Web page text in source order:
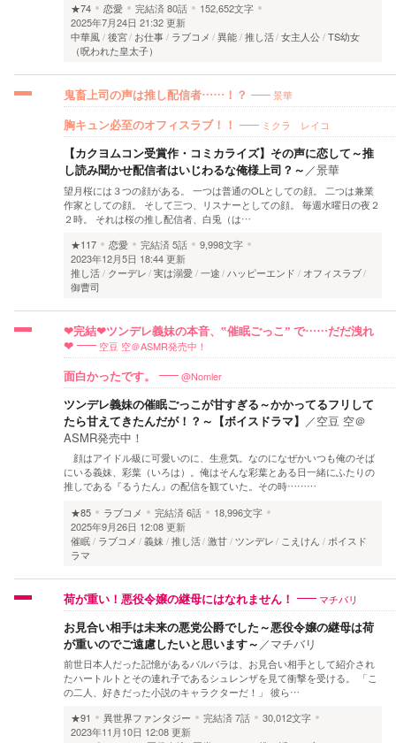
★74
恋愛 完結済80話
152,652文字
2025年7月24日 21:32 更新
中華風
後宮 お仕事 ラブコメ 異能 推し活 女主人公 TS幼女
（呪われた皇太子）
鬼畜上司の声は推し配信者……！？ 景華
胸キュン必至のオフィスラブ！！ ミクラ レイコ
【カクヨムコン受賞作・コミカライズ】その声に恋して～推
し読み聞かせ配信者はいじわるな俺様上司？～ ／景華
望月桜には３つの顔がある。 一つは普通のOLとしての顔。 二つは兼業
作家としての顔。 そして三つ、リスナーとしての顔。 毎週水曜日の夜２
２時。 それは桜の推し配信者、白兎（は…
★117
恋愛 完結済5話
9,998文字
2023年12月5日 18:44 更新
推し活
クーデレ 実は溺愛 一途 ハッピーエンド
オフィスラブ
御曹司
❤︎完結❤︎ツンデレ義妹の本音、‟催眠ごっこ” で……だだ洩れ
❤︎
空豆 空＠ASMR発売中！
面白かったです。 @Nomler
ツンデレ義妹の催眠ごっこが甘すぎる～かかってるフリして
たら甘えてきたんだが！？～【ボイスドラマ】 ／空豆 空＠
ASMR発売中！
顔はアイドル級に可愛いのに、生意気。なのになぜかいつも俺のそば
にいる義妹、彩葉（いろは）。俺はそんな彩葉とある日一緒にふたりの
推しである『るうたん』の配信を観ていた。その時………
★85
ラブコメ 完結済6話
18,996文字
2025年9月26日 12:08 更新
催眠
ラブコメ 義妹 推し活 激甘 ツンデレ こえけん
ボイスド
ラマ
荷が重い！悪役令嬢の継母にはなれません！ マチバリ
お見合い相手は未来の悪党公爵でした～悪役令嬢の継母は荷
が重いのでご遠慮したいと思います～ ／マチバリ
前世日本人だった記憶があるバルバラは、お見合い相手として紹介され
たハートルトとその連れ子であるシュレンザを見て衝撃を受ける。 「こ
の二人、好きだった小説のキャラクターだ！」 彼ら…
★91
異世界ファンタジー 完結済7話
30,012文字
2023年11月10日 12:08 更新